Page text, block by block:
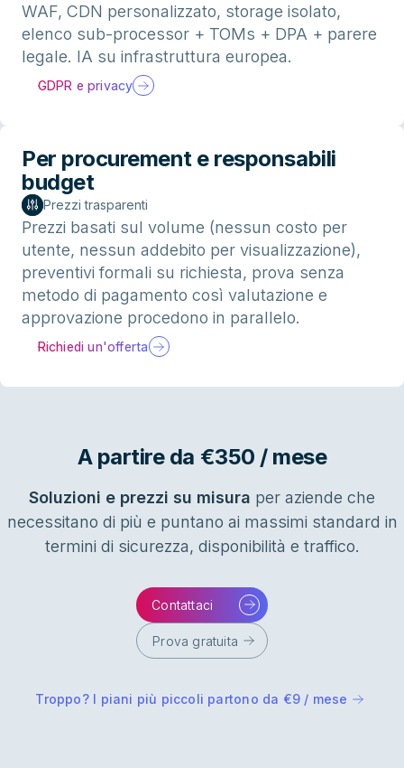
WAF, CDN personalizzato, storage isolato,
elenco sub-processor + TOMs + DPA + parere
legale. IA su infrastruttura europea.
GDPR e privacy
Per procurement e responsabili
budget
Prezzi trasparenti
Prezzi basati sul volume (nessun costo per
utente, nessun addebito per visualizzazione),
preventivi formali su richiesta, prova senza
metodo di pagamento così valutazione e
approvazione procedono in parallelo.
Richiedi un'offerta
A partire da €350 / mese
Soluzioni e prezzi su misura per aziende che
necessitano di più e puntano ai massimi standard in
termini di sicurezza, disponibilità e traffico.
Contattaci
Prova gratuita
Troppo? I piani più piccoli partono da €9 / mese